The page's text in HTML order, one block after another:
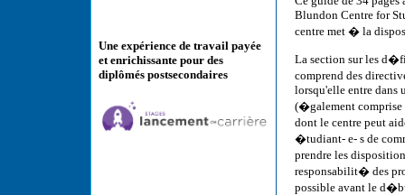
Une expérience de travail payée
et enrichissante pour des
diplômés postsecondaires
Blundon Centre for
centre met � la
La section sur les
comprend des
lorsqu'elle entre dans
(�galement comprise
dont le centre peut
�tudiant- e- s de
prendre les
responsabilit� des
possible avant le